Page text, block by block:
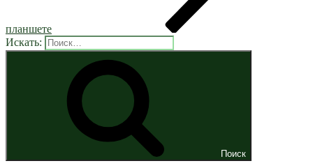
планшете
Искать:
Поиск